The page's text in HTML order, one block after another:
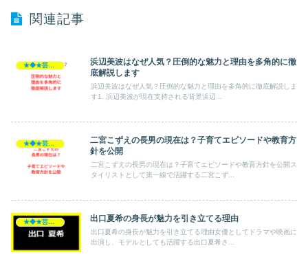
関連記事
浜辺美波はなぜ人気？圧倒的な魅力と理由を多角的に徹
底解説します
浜辺美波はなぜ人気？圧倒的な魅力と理由を多角的に徹底解説しま
す1. 浜辺美波が現在支持される背景浜辺...
二宮こずえの長男の現在は？子育てエピソードや教育方
針を公開
二宮こずえの長男の現在は？子育てエピソードや教育方針を公開ス
タイリストとして第一線で活躍する二宮こず...
出口夏希の身長が魅力を引き立てる理由
出口夏希の身長が魅力を引き立てる理由女優としてドラマや映画に
出演し、モデルとしても活躍する出口夏希さ...